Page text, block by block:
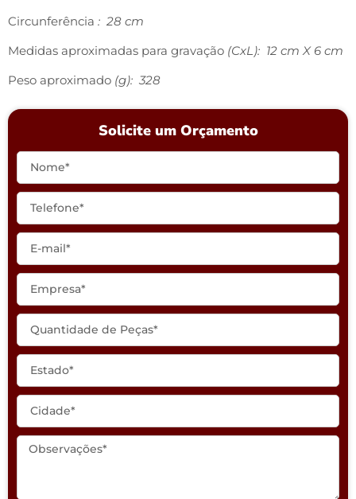
Circunferência : 28 cm
Medidas aproximadas para gravação (CxL): 12 cm X 6 cm
Peso aproximado (g): 328
Solicite um Orçamento